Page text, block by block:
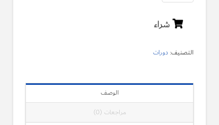
ويكيبيديا" شراء
التصنيف: دورات
الوصف
مراجعات (0)